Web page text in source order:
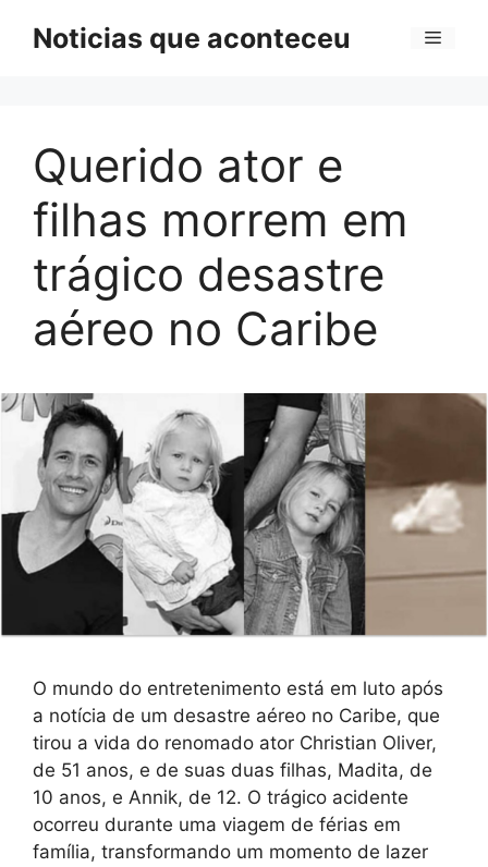
Noticias que aconteceu Menu
Querido ator e
filhas morrem em
trágico desastre
aéreo no Caribe
O mundo do entretenimento está em luto após
a notícia de um desastre aéreo no Caribe, que
tirou a vida do renomado ator Christian Oliver,
de 51 anos, e de suas duas filhas, Madita, de
10 anos, e Annik, de 12. O trágico acidente
ocorreu durante uma viagem de férias em
família, transformando um momento de lazer